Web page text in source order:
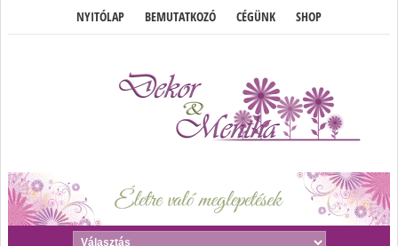
NYITÓLAP BEMUTATKOZÓ CÉGÜNK SHOP